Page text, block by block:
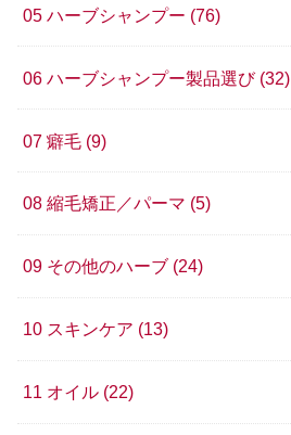
05 ハーブシャンプー (76)
06 ハーブシャンプー製品選び (32)
07 癖毛 (9)
08 縮毛矯正／パーマ (5)
09 その他のハーブ (24)
10 スキンケア (13)
11 オイル (22)